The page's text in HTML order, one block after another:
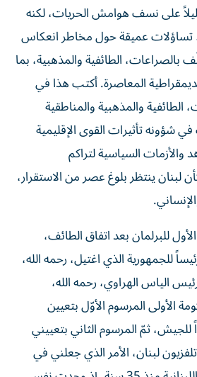
على نسف هوامش الحريات، لكنه
تساؤلات عميقة حول مخاطر انعكاس
بالصراعات، الطائفية والمذهبية، بما
المعاصرة. أكتب هذا في
والمذهبية والمناطقية
شؤونه تأثيرات القوى الإقليمية
والأزمات السياسية لتراكم
لبنان ينتظر بلوغ عصر من الاستقرار،
للبرلمان بعد اتفاق الطائف،
للجمهورية الذي اغتيل، رحمه الله،
الرئيس الياس الهراوي، رحمه الله،
الأولى المرسوم الأوّل بتعيين
للجيش، ثمّ المرسوم الثاني بتعييني
لبنان، الأمر الذي جعلني في